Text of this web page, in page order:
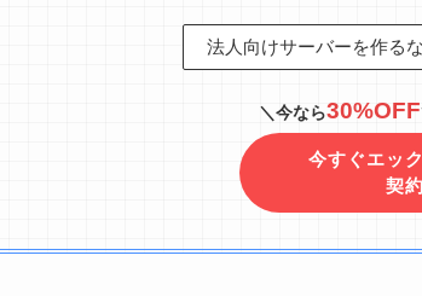
法人向けサーバーを作る
＼今なら30%OFF
今すぐエッ
契